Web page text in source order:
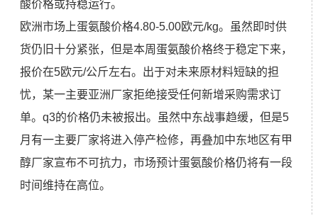
酸价格或持稳运行。
欧洲市场上蛋氨酸价格4.80-5.00欧元/kg。虽然即时供
货仍旧十分紧张，但是本周蛋氨酸价格终于稳定下来，
报价在5欧元/公斤左右。出于对未来原材料短缺的担
忧，某一主要亚洲厂家拒绝接受任何新增采购需求订
单。q3的价格仍未被报出。虽然中东战事趋缓，但是5
月有一主要厂家将进入停产检修，再叠加中东地区有甲
醇厂家宣布不可抗力，市场预计蛋氨酸价格仍将有一段
时间维持在高位。